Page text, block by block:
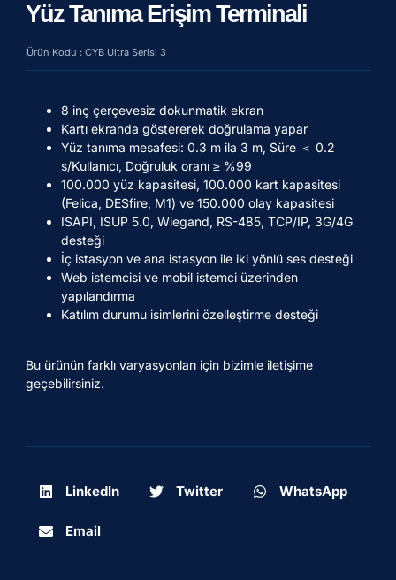
Yüz Tanıma Erişim Terminali
Ürün Kodu : CYB Ultra Serisi 3
8 inç çerçevesiz dokunmatik ekran
Kartı ekranda göstererek doğrulama yapar
Yüz tanıma mesafesi: 0.3 m ila 3 m, Süre ＜ 0.2
s/Kullanıcı, Doğruluk oranı ≥ %99
100.000 yüz kapasitesi, 100.000 kart kapasitesi
(Felica, DESfire, M1) ve 150.000 olay kapasitesi
ISAPI, ISUP 5.0, Wiegand, RS-485, TCP/IP, 3G/4G
desteği
İç istasyon ve ana istasyon ile iki yönlü ses desteği
Web istemcisi ve mobil istemci üzerinden
yapılandırma
Katılım durumu isimlerini özelleştirme desteği
Bu ürünün farklı varyasyonları için bizimle iletişime
geçebilirsiniz.
LinkedIn Twitter WhatsApp
Email